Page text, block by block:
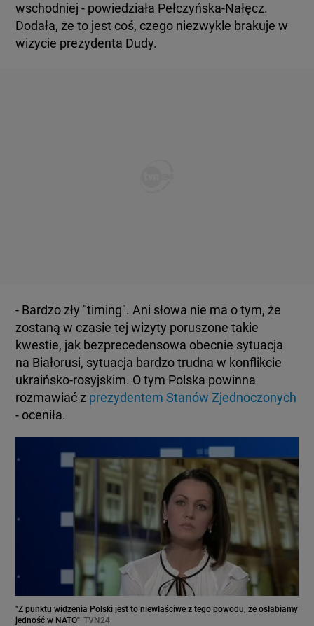
wschodniej - powiedziała Pełczyńska-Nałęcz.
Dodała, że to jest coś, czego niezwykle brakuje w
wizycie prezydenta Dudy.
- Bardzo zły "timing". Ani słowa nie ma o tym, że
zostaną w czasie tej wizyty poruszone takie
kwestie, jak bezprecedensowa obecnie sytuacja
na Białorusi, sytuacja bardzo trudna w konflikcie
ukraińsko-rosyjskim. O tym Polska powinna
rozmawiać z prezydentem Stanów Zjednoczonych
- oceniła.
"Z punktu widzenia Polski jest to niewłaściwe z tego powodu, że osłabiamy
jedność w NATO" TVN24